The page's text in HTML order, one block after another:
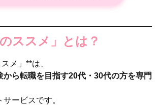
のススメ」とは？
メ」**は、
から転職を目指す20代・30代の方を専門
ービスです。